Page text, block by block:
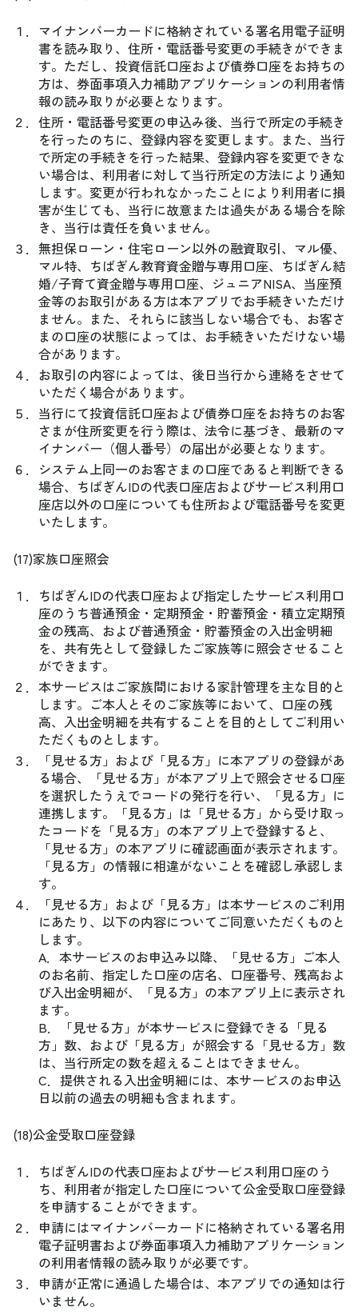
１． マイナンバーカードに格納されている署名用電子証明
書を読み取り、住所・電話番号変更の手続きができま
す。ただし、投資信託口座および債券口座をお持ちの
方は、券面事項入力補助アプリケーションの利用者情
報の読み取りが必要となります。
２． 住所・電話番号変更の申込み後、当行で所定の手続き
を行ったのちに、登録内容を変更します。また、当行
で所定の手続きを行った結果、登録内容を変更できな
い場合は、利用者に対して当行所定の方法により通知
します。変更が行われなかったことにより利用者に損
害が生じても、当行に故意または過失がある場合を除
き、当行は責任を負いません。
３． 無担保ローン・住宅ローン以外の融資取引、マル優、
マル特、ちばぎん教育資金贈与専用口座、ちばぎん結
婚/子育て資金贈与専用口座、ジュニアNISA、当座預
金等のお取引がある方は本アプリでお手続きいただけ
ません。また、それらに該当しない場合でも、お客さ
まの口座の状態によっては、お手続きいただけない場
合があります。
４． お取引の内容によっては、後日当行から連絡をさせて
いただく場合があります。
５． 当行にて投資信託口座および債券口座をお持ちのお客
さまが住所変更を行う際は、法令に基づき、最新のマ
イナンバー（個人番号）の届出が必要となります。
６． システム上同一のお客さまの口座であると判断できる
場合、ちばぎんIDの代表口座店およびサービス利用口
座店以外の口座についても住所および電話番号を変更
いたします。
(17)家族口座照会
１． ちばぎんIDの代表口座および指定したサービス利用口
座のうち普通預金・定期預金・貯蓄預金・積立定期預
金の残高、および普通預金・貯蓄預金の入出金明細
を、共有先として登録したご家族等に照会させること
ができます。
２． 本サービスはご家族間における家計管理を主な目的と
します。ご本人とそのご家族等において、口座の残
高、入出金明細を共有することを目的としてご利用い
ただくものとします。
３．
「見せる方」および「見る方」に本アプリの登録があ
る場合、「見せる方」が本アプリ上で照会させる口座
を選択したうえでコードの発行を行い、「見る方」に
連携します。「見る方」は「見せる方」から受け取っ
たコードを「見る方」の本アプリ上で登録すると、
「見せる方」の本アプリに確認画面が表示されます。
「見る方」の情報に相違がないことを確認し承認しま
す。
４．
「見せる方」および「見る方」は本サービスのご利用
にあたり、以下の内容についてご同意いただくものと
します。
A．本サービスのお申込み以降、「見せる方」ご本人
のお名前、指定した口座の店名、口座番号、残高およ
び入出金明細が、「見る方」の本アプリ上に表示され
ます。
B．「見せる方」が本サービスに登録できる「見る
方」数、および「見る方」が照会する「見せる方」数
は、当行所定の数を超えることはできません。
C．提供される入出金明細には、本サービスのお申込
日以前の過去の明細も含まれます。
(18)公金受取口座登録
１． ちばぎんIDの代表口座およびサービス利用口座のう
ち、利用者が指定した口座について公金受取口座登録
を申請することができます。
２． 申請にはマイナンバーカードに格納されている署名用
電子証明書および券面事項入力補助アプリケーション
の利用者情報の読み取りが必要です。
３． 申請が正常に通過した場合は、本アプリでの通知は行
いません。